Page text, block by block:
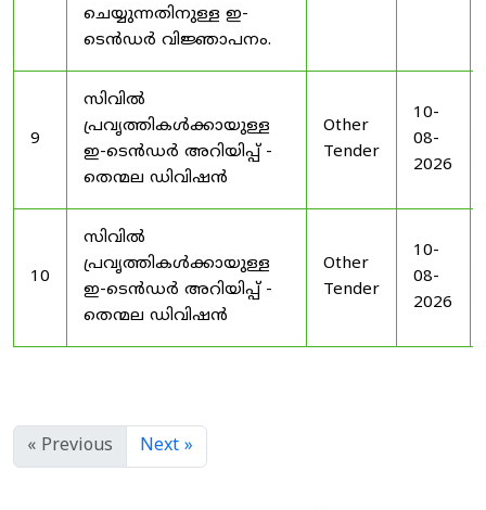
ചെയ്യുന്നതിനുള്ള ഇ-
ടെൻഡർ വിജ്ഞാപനം.
9
സിവിൽ
പ്രവൃത്തികൾക്കായുള്ള
ഇ-ടെൻഡർ അറിയിപ്പ് -
തെന്മല ഡിവിഷൻ
Other
Tender
10-
08-
2026
10
സിവിൽ
പ്രവൃത്തികൾക്കായുള്ള
ഇ-ടെൻഡർ അറിയിപ്പ് -
തെന്മല ഡിവിഷൻ
Other
Tender
10-
08-
2026
« Previous Next »